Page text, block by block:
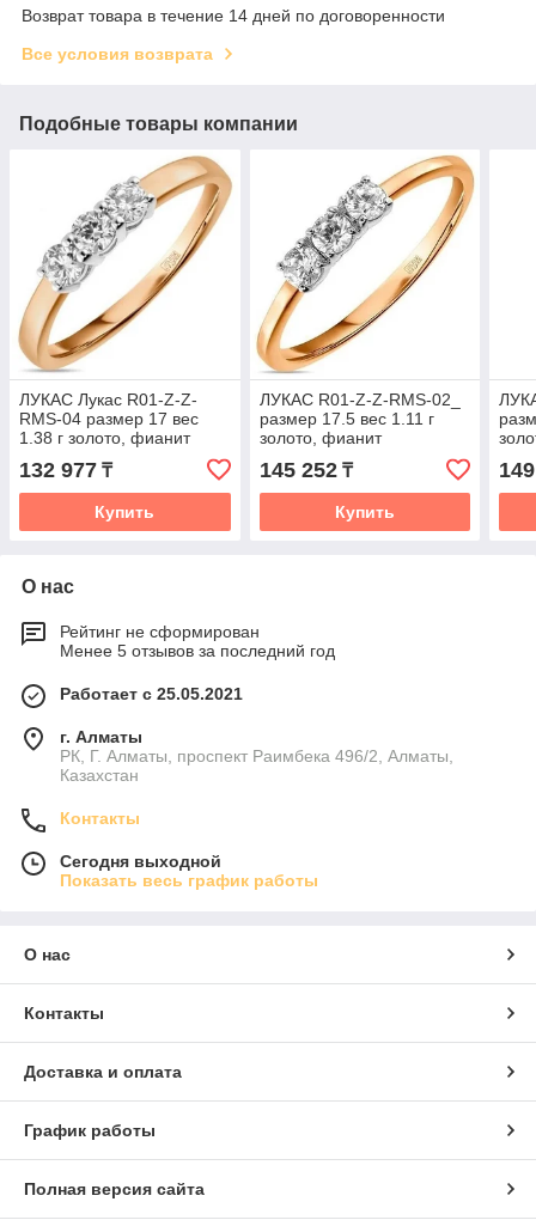
Возврат товара в течение 14 дней по договоренности
Все условия возврата
Подобные товары компании
ЛУКАС Лукас R01-Z-Z-
RMS-04 размер 17 вес
1.38 г золото, фианит
132 977 ₸
Купить
ЛУКАС R01-Z-Z-RMS-02_
размер 17.5 вес 1.11 г
золото, фианит
145 252₸
Купить
О нас
Рейтинг не сформирован
Менее 5 отзывов за последний год
Работает с 25.05.2021
г. Алматы
РК, Г. Алматы, проспект Раимбека 496/2, Алматы,
Казахстан
Контакты
Сегодня выходной
Показать весь график работы
О нас
Контакты
Доставка и оплата
График работы
Полная версия сайта